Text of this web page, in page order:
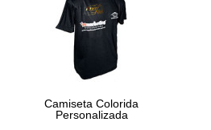
Camiseta Colorida
Personalizada